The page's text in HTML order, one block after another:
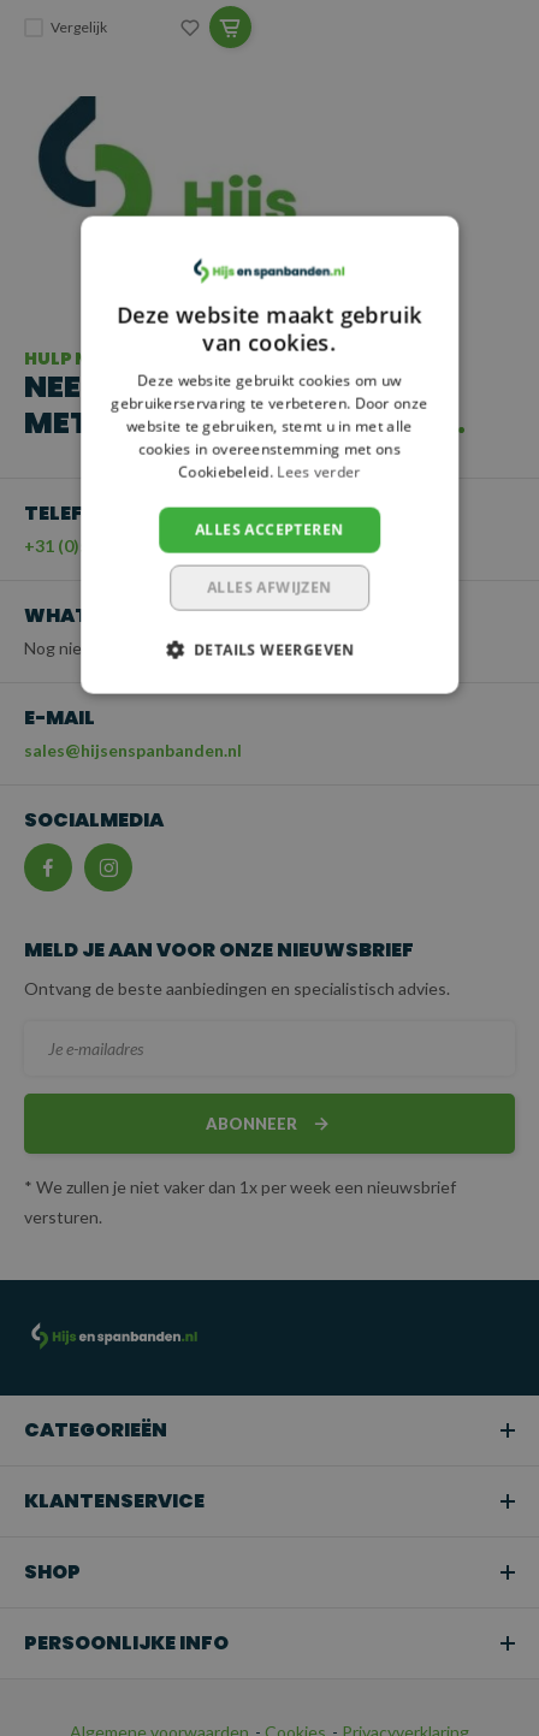
Vergelijk
HULP NODIG?
NEEM CONTACT OP
MET ONZE KLANTENSERVICE
TELEFOON
+31 (0)55 - 203 21 43
WHATSAPP
Nog niet beschikbaar
E-MAIL
sales@hijsenspanbanden.nl
SOCIALMEDIA
MELD JE AAN VOOR ONZE NIEUWSBRIEF
Ontvang de beste aanbiedingen en specialistisch advies.
ABONNEER
* We zullen je niet vaker dan 1x per week een nieuwsbrief
versturen.
CATEGORIEËN
KLANTENSERVICE
SHOP
PERSOONLIJKE INFO
Algemene voorwaarden - Cookies - Privacyverklaring
Deze website maakt gebruik
van cookies.
Deze website gebruikt cookies om uw
gebruikerservaring te verbeteren. Door onze
website te gebruiken, stemt u in met alle
cookies in overeenstemming met ons
Cookiebeleid. Lees verder
ALLES ACCEPTEREN
ALLES AFWIJZEN
DETAILS WEERGEVEN